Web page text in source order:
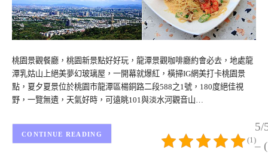
桃園景觀餐廳，桃園新景點好好玩，龍潭景觀咖啡廳約會必去，地處龍
潭乳姑山上絕美夢幻玻璃屋，一開幕就爆紅，橫掃IG網美打卡桃園景
點，夏夕夏景位於桃園市龍潭區楊銅路二段588之1號，180度絕佳視
野，一覽無遺，天氣好時，可遠眺101與淡水河觀音山…
5/
–
(1)
CONTINUE READING